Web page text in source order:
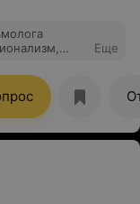
поставлен
даны
была на
сказали есть
Еще